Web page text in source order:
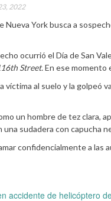
2022
Nueva York busca a
ocurrió el Día de San
Street.En ese momento
víctima al suelo y la golpeó
un hombre de tez clara,
sudadera con capucha
confidencialmente a las
accidente de helicóptero